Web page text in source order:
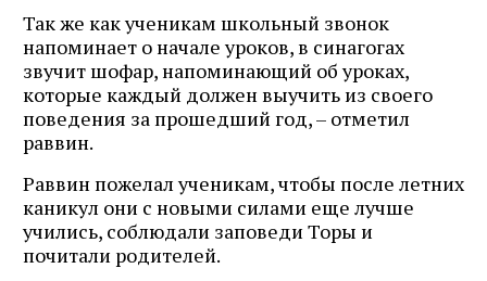
Так же как ученикам школьный звонок
напоминает о начале уроков, в синагогах
звучит шофар, напоминающий об уроках,
которые каждый должен выучить из своего
поведения за прошедший год, – отметил
раввин.
Раввин пожелал ученикам, чтобы после летних
каникул они с новыми силами еще лучше
учились, соблюдали заповеди Торы и
почитали родителей.